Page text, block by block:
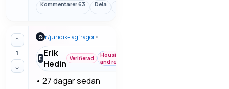
och vad som får användas.
Kommentarer63 Dela
↑
1
↓
⚖ r/juridik-lagfragor•
EErik
Hedin Verifierad
Housing
and rent
• 27 dagar sedan